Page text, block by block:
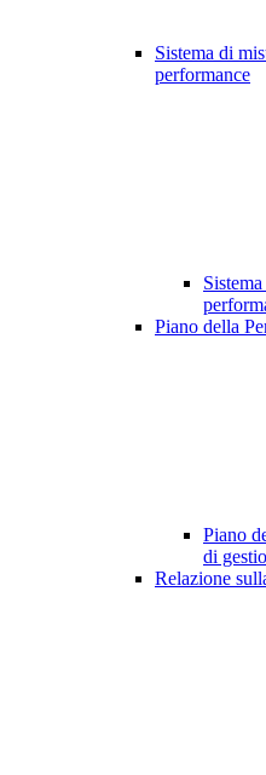
Sistema di
performance
Piano della
Piano
di
Relazione